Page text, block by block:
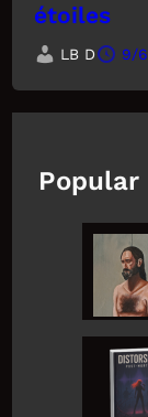
étoiles
LB D 9/
Popular